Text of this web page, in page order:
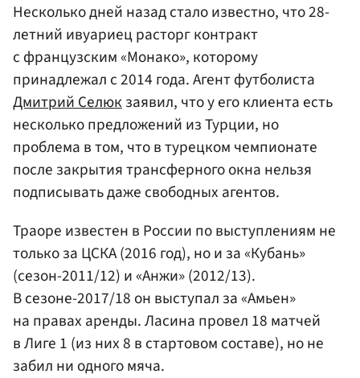
Несколько дней назад стало известно, что 28-
летний ивуариец расторг контракт
с французским «Монако», которому
принадлежал с 2014 года. Агент футболиста
Дмитрий Селюкзаявил, что у его клиента есть
несколько предложений из Турции, но
проблема в том, что в турецком чемпионате
после закрытия трансферного окна нельзя
подписывать даже свободных агентов.
Траоре известен в России по выступлениям не
только за ЦСКА (2016 год), но и за «Кубань»
(сезон-2011/12) и «Анжи» (2012/13).
В сезоне-2017/18 он выступал за «Амьен»
на правах аренды. Ласина провел 18 матчей
в Лиге 1 (из них 8 в стартовом составе), но не
забил ни одного мяча.